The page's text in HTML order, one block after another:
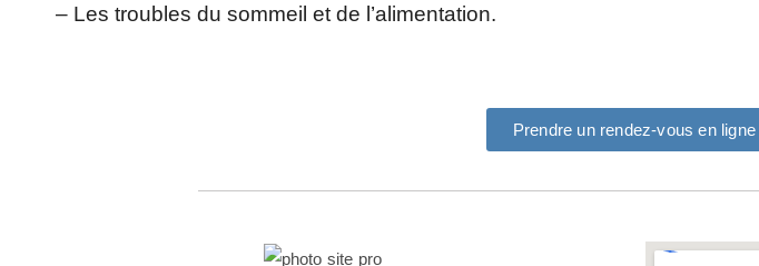
– Les troubles du sommeil et de l’alimentation.
Prendre un rendez-vous en ligne